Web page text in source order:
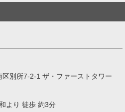
別所7-2-1 ザ・ファーストタワー
より 徒歩 約3分